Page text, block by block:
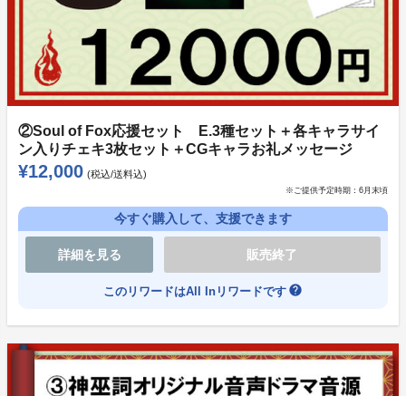
・冊子内にクレジット表記
【お名前について】
本名・ハンドルネームが可能です。公序良俗に反するも
のは固くお断りします。
最大8文字程度でお願いします。
②Soul of Fox応援セット E.3種セット＋各キャラサイ
ン入りチェキ3枚セット＋CGキャラお礼メッセージ
¥12,000 (税込/送料込)
※ご提供予定時期： 6月末頃
今すぐ購入して、支援できます
詳細を見る 販売終了
このリワードはAll Inリワードです help